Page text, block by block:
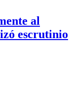
al
escrutinio